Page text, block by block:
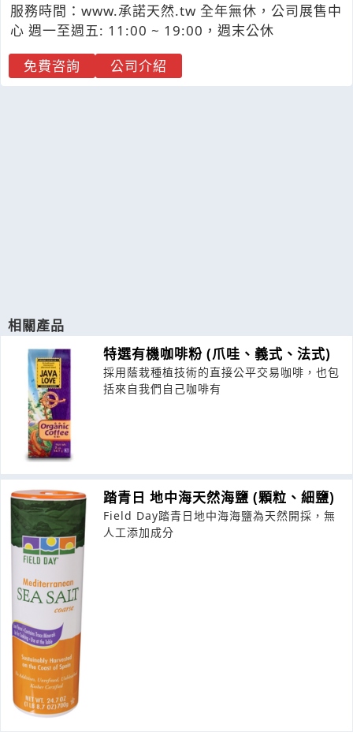
服務時間：www.承諾天然.tw 全年無休，公司展售中
心 週一至週五: 11:00 ~ 19:00，週末公休
免費咨詢
公司介紹
相關產品
特選有機咖啡粉 (爪哇、義式、法式)
採用蔭栽種植技術的直接公平交易咖啡，也包
括來自我們自己咖啡有
踏青日 地中海天然海鹽 (顆粒、細鹽)
Field Day踏青日地中海海鹽為天然開採，無
人工添加成分